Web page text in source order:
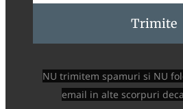
Trimite
NU trimitem spamuri si NU
email in alte scorpuri